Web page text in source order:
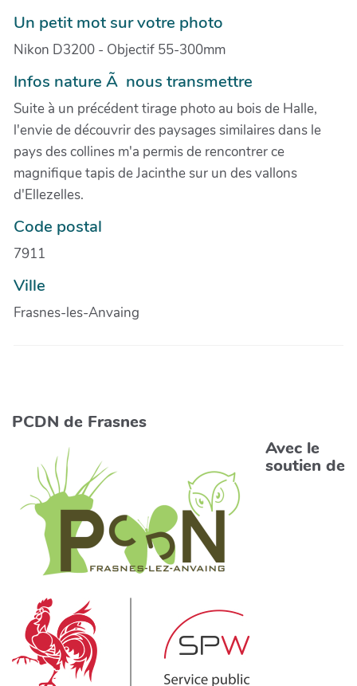
Un petit mot sur votre photo
Nikon D3200 - Objectif 55-300mm
Infos nature Ã nous transmettre
Suite à un précédent tirage photo au bois de Halle,
l'envie de découvrir des paysages similaires dans le
pays des collines m'a permis de rencontrer ce
magnifique tapis de Jacinthe sur un des vallons
d'Ellezelles.
Code postal
7911
Ville
Frasnes-les-Anvaing
PCDN de Frasnes
Avec le
soutien de